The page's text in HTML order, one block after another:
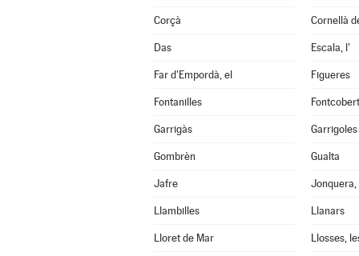
Corçà Cornellà
Das Escala, l'
Far d'Empordà, el Figueres
Fontanilles
Garrigàs Garrigoles
Gombrèn Gualta
Jafre Jonquera,
Llambilles Llanars
Lloret de Mar Llosses,